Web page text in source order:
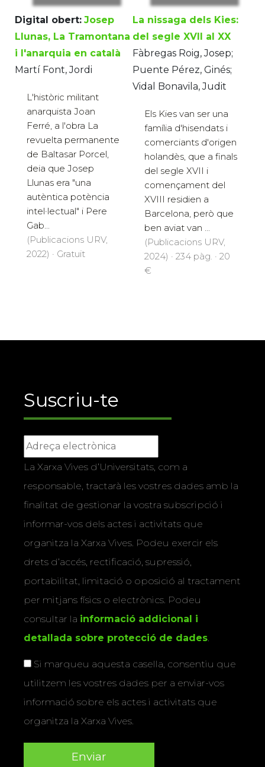
Digital obert: Josep
Llunas, La Tramontana
i l'anarquia en català
Martí Font, Jordi
L'històric militant
anarquista Joan
Ferré, a l'obra La
revuelta permanente
de Baltasar Porcel,
deia que Josep
Llunas era "una
autèntica potència
intel·lectual" i Pere
Gab...
(Publicacions URV,
2022) · Gratuït
La nissaga dels Kies:
del segle XVII al XX
Fàbregas Roig, Josep;
Puente Pérez, Ginés;
Vidal Bonavila, Judit
Els Kies van ser una
família d'hisendats i
comerciants d'origen
holandès, que a finals
del segle XVII i
començament del
XVIII residien a
Barcelona, però que
ben aviat van ...
(Publicacions URV,
2024) · 234 pàg. · 20
€
Suscriu-te
La Xarxa Vives d’Universitats, com a
responsable, tractarà les vostres dades amb la
finalitat de gestionar la vostra subscripció i
informar-vos dels actes i activitats que
organitza la Xarxa Vives. Podeu exercir els
drets d’accés, rectificació, supressió,
portabilitat, limitació o oposició al tractament
per mitjans físics o electrònics. Podeu
consultar la informació addicional i
detallada sobre protecció de dades
Si marqueu aquesta casella, consentiu que
utilitzem les vostres dades per a enviar-vos
informació sobre els actes i activitats que
organitza la Xarxa Vives.